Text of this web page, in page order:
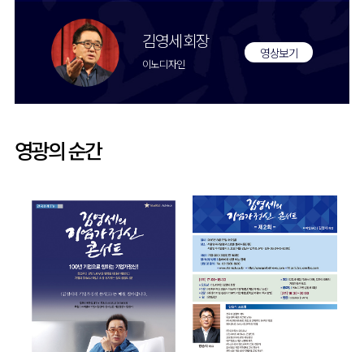
김영세 회장
이노디자인
영상보기
영광의 순간